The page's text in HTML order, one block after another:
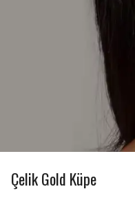
Çelik Gold Küpe